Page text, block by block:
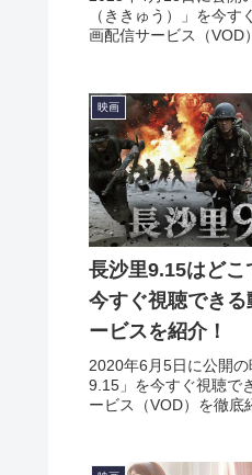
（ききゅう）」を今す
画配信サービス（VOD
フ、主題歌の情報はも
見た人の感想やレビュ
ます。
映画
長沙里9.15はどこ
今すぐ視聴でき
ービスを紹介！
2020年6月5日に公開の
9.15」を今すぐ視聴で
ービス（VOD）を徹底
やキャスト・声優、ス
の情報はもちろん、実
想やレビューもまとめ